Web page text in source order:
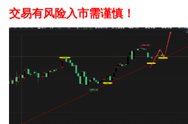
交易有风险入市需谨慎！